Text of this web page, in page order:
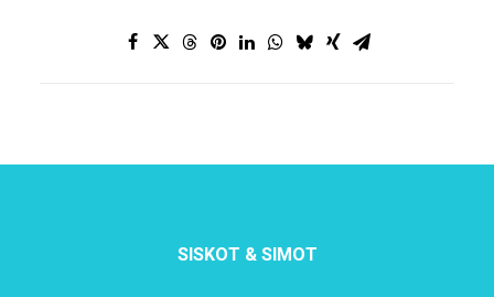
SISKOT & SIMOT